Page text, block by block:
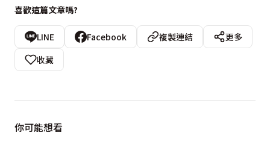
喜歡這篇文章嗎?
LINE Facebook 複製連結
更多
收藏
你可能想看